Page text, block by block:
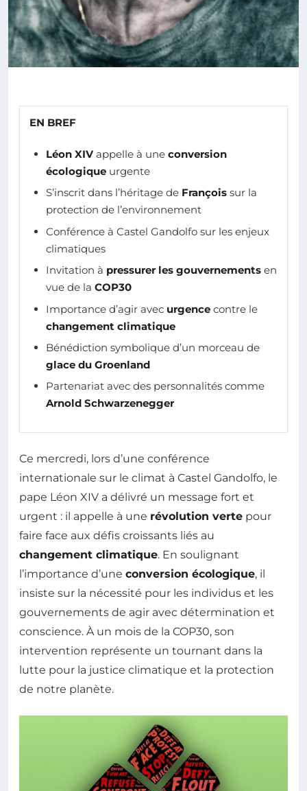
EN BREF
Léon XIVappelle à une conversion
écologique urgente
S’inscrit dans l’héritage de François sur la
protection de l’environnement
Conférence à Castel Gandolfo sur les enjeux
climatiques
Invitation à pressurer les gouvernements en
vue de la COP30
Importance d’agir avec urgence contre le
changement climatique
Bénédiction symbolique d’un morceau de
glace du Groenland
Partenariat avec des personnalités comme
Arnold Schwarzenegger
Ce mercredi, lors d’une conférence
internationale sur le climat à Castel Gandolfo, le
pape Léon XIV a délivré un message fort et
urgent : il appelle à une révolution verte pour
faire face aux défis croissants liés au
changement climatique. En soulignant
l’importance d’une conversion écologique, il
insiste sur la nécessité pour les individus et les
gouvernements de agir avec détermination et
conscience. À un mois de la COP30, son
intervention représente un tournant dans la
lutte pour la justice climatique et la protection
de notre planète.